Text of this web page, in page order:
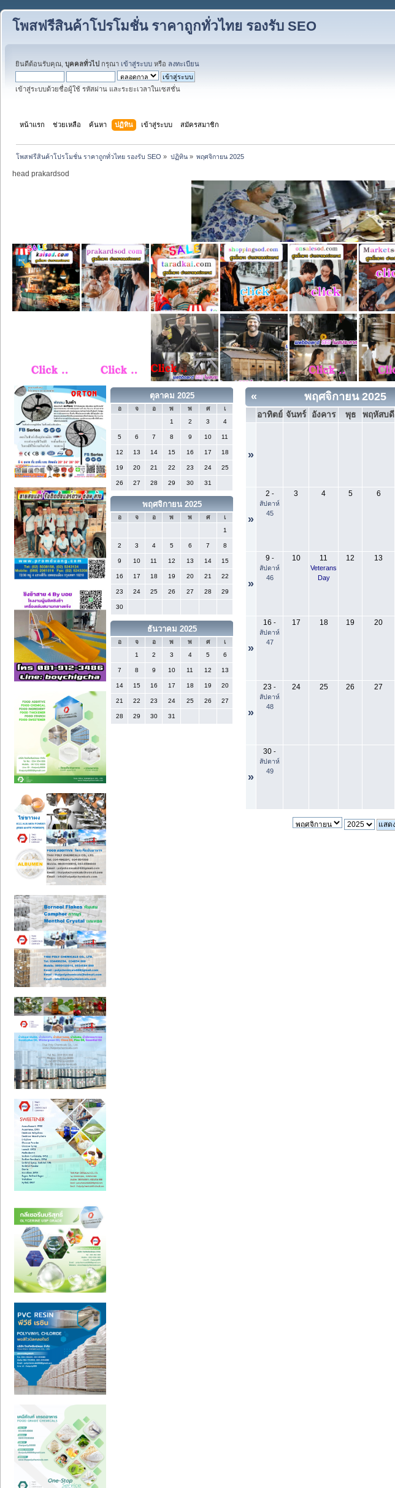
โพสฟรีสินค้าโปรโมชั่น ราคาถูกทั่วไทย รองรับ SEO
ยินดีต้อนรับคุณ, บุคคลทั่วไป กรุณา เข้าสู่ระบบ หรือ ลงทะเบียน
เข้าสู่ระบบด้วยชื่อผู้ใช้ รหัสผ่าน และระยะเวลาในเซสชั่น
หน้าแรก ช่วยเหลือ ค้นหา ปฏิทิน เข้าสู่ระบบ สมัครสมาชิก
โพสฟรีสินค้าโปรโมชั่น ราคาถูกทั่วไทย รองรับ SEO » ปฏิทิน» พฤศจิกายน 2025
head prakardsod
ตุลาคม 2025
อ จ อ พ พ ศ
เ
1
2 3 4
5 6 7 8 9 10 11
12 13 14 15 16 17 18
19 20 21 22 23 24 25
26 27 28 29 30 31
พฤศจิกายน 2025
อ จ อ พ พ ศ
เ
1
2 3 4 5 6 7 8
9 10 11 12 13 14 15
16 17 18 19 20 21 22
23 24 25 26 27 28 29
30
ธันวาคม 2025
อ จ อ พ พ ศ
เ
1
2 3 4 5 6
7 8 9 10 11 12 13
14 15 16 17 18 19 20
21 22 23 24 25 26 27
28 29 30 31
« พฤศจิกายน 2025
อาทิตย์ จันทร์ อังคาร พุธ พฤหัสบดี
»
»
2 -
สัปดาห์
45
3 4 5 6
»
9 -
สัปดาห์
46
10 11
Veterans
Day
12 13
»
16 -
สัปดาห์
47
17 18 19 20
»
23 -
สัปดาห์
48
24 25 26 27
»
30 -
สัปดาห์
49